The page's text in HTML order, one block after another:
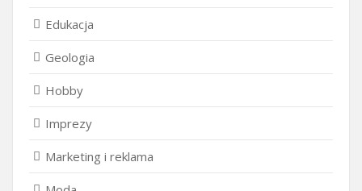
Edukacja
Geologia
Hobby
Imprezy
Marketing i reklama